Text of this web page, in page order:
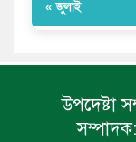
« জুলাই
উপদেষ্টা
সম্পাদক: